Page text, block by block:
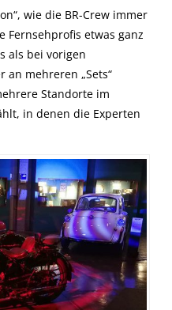
wie die BR-Crew immer
Fernsehprofis etwas ganz
als bei vorigen
mehreren „Sets“
Standorte im
in denen die Experten